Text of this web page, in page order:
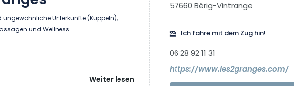
Unterkünfte (Kuppeln),
und Wellness.
Weiter lesen
57660 Bérig-Vintrange
Ich fahre mit dem Zug hin!
06 28 92 11 31
https://www.les2granges.com/